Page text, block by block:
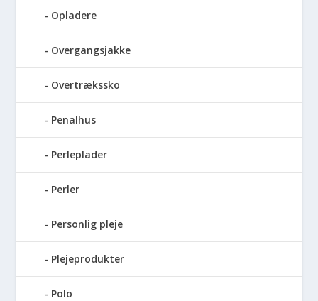
Opladere
Overgangsjakke
Overtrækssko
Penalhus
Perleplader
Perler
Personlig pleje
Plejeprodukter
Polo